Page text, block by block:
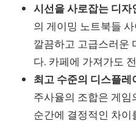
시선을 사로잡는 디자
의 게이밍 노트북들
깔끔하고 고급스러운
다. 카페에 가져가도
최고 수준의 디스플레
주사율의 조합은 게
순간에 결정적인 차